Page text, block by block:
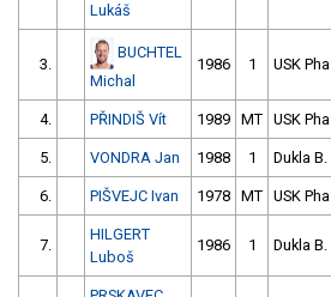
Lukáš
3.
BUCHTEL
Michal
1986 1 USK Pha
4. PŘINDIŠ Vít 1989 MT USK Pha
5. VONDRA Jan 1988 1 Dukla B.
6. PIŠVEJC Ivan 1978 MT USK Pha
7.
HILGERT
Luboš
1986 1 Dukla B.